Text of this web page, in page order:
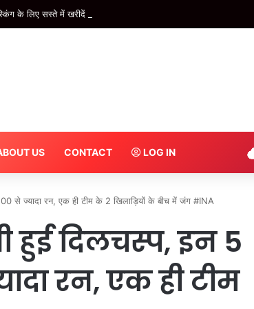
के लिए सस्ते में खरीदें ये बेहतरीन Laptop, अमेज़न पर डील लाइव
US CONTACT LOG IN
से ज्यादा रन, एक ही टीम के 2 खिलाड़ियों के बीच में जंग #INA
दिलचस्प, इन 5
रन, एक ही टीम